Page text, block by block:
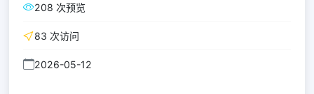
208 次预览
83 次访问
2026-05-12